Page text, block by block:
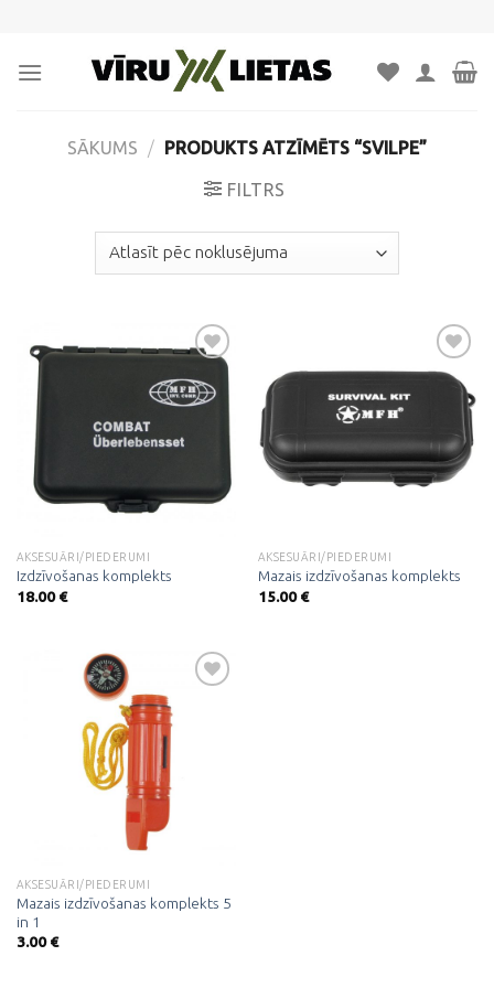
content
SĀKUMS / PRODUKTS ATZĪMĒTS “SVILPE”
FILTRS
sarakstam
AKSESUĀRI/PIEDERUMI
Izdzīvošanas komplekts
18.00€
Pievienot
sarakstam
AKSESUĀRI/PIEDERUMI
Mazais izdzīvošanas komplekts
15.00€
Pievienot
sarakstam
AKSESUĀRI/PIEDERUMI
Mazais izdzīvošanas komplekts 5
in 1
3.00€